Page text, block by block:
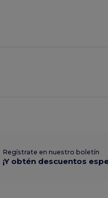
Regístrate en nuestro boletín
¡Y obtén descuentos